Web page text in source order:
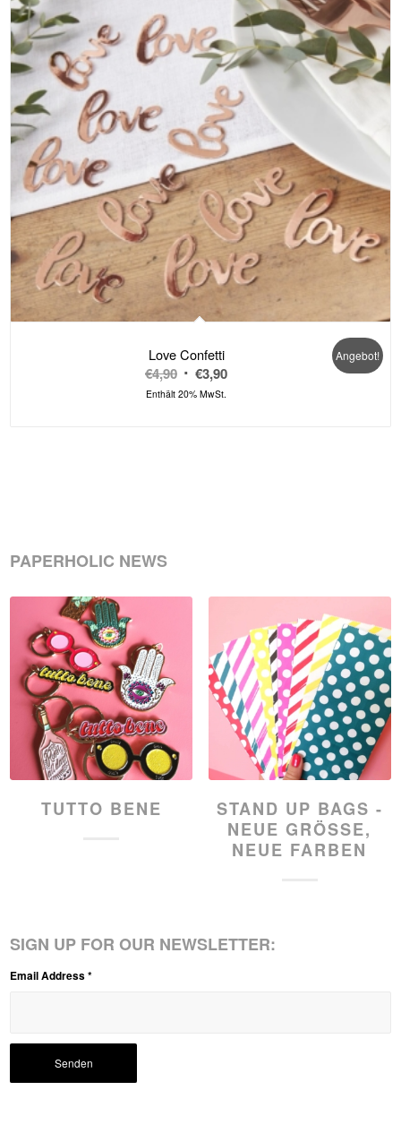
Love Confetti
€4,90 Ursprünglicher
Preis
€3,90Aktueller
Enthält 20% MwSt.
Angebot!
PAPERHOLIC NEWS
TUTTO BENE
STAND UP BAGS -
NEUE GRÖSSE, N
EUE FARBEN
SIGN UP FOR OUR NEWSLETTER:
Email Address*